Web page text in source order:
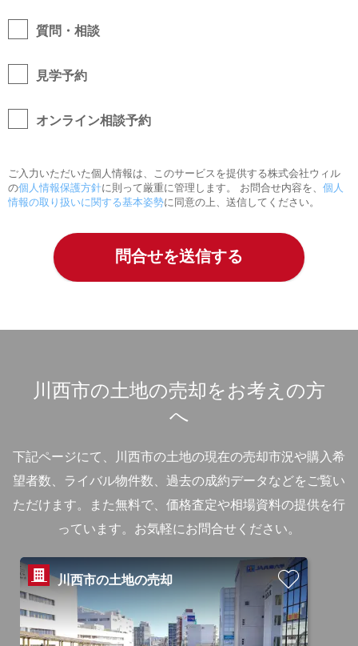
質問・相談
見学予約
オンライン相談予約
ご入力いただいた個人情報は、このサービスを提供する株式会社ウィル
の個人情報保護方針に則って厳重に管理します。 お問合せ内容を、 個人
情報の取り扱いに関する基本姿勢に同意の上、送信してください。
川西市の土地の売却をお考えの方
へ
下記ページにて、川西市の土地の現在の売却市況や購入希
望者数、ライバル物件数、過去の成約データなどをご覧い
ただけます。
また無料で、価格査定や相場資料の提供を行
っています。お気軽にお問合せください。
川西市の土地の売却